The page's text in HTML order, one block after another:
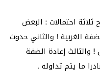
احتمالات : البعض
الغربية ! والثاني حدوث
إعادة الضفة
ما يتم تداوله .